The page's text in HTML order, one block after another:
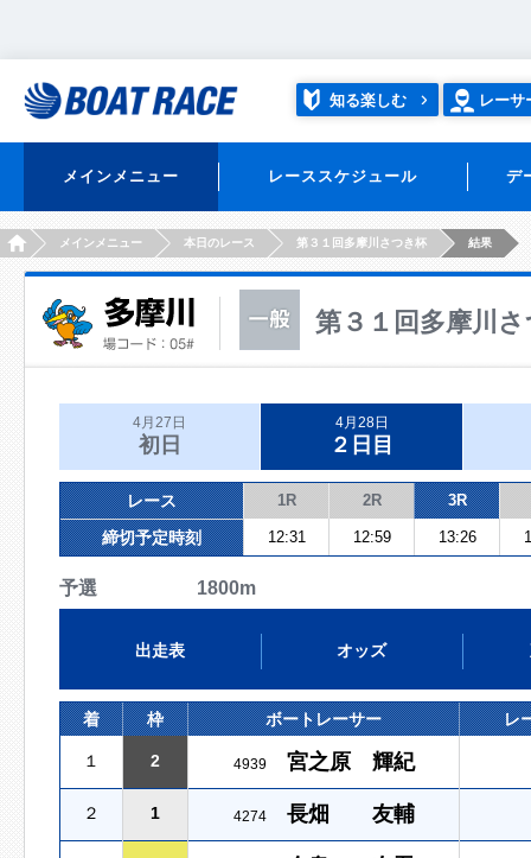
知る楽しむ レーサ
メインメニュー レーススケジュール デ
HOMEメインメニュー 本日のレース 第３１回多摩川さつき杯 結果
第３１回多摩川
4月27日
初日
4月28日
２日目
レース 1R 2R 3R
締切予定時刻 12:31 12:59 13:26
予選 1800m
出走表 オッズ
着 枠 ボートレーサー レ
１ 2 4939 宮之原 輝紀
２ 1 4274 長畑 友輔